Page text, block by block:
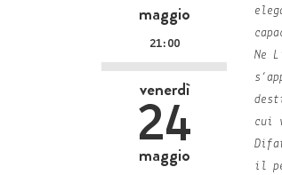
maggio
21:00
venerdì
24
maggio
Ne
cui
il